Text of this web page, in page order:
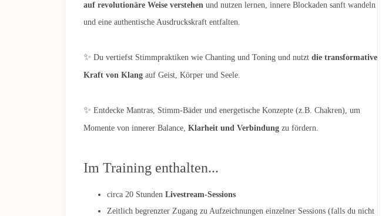
auf revolutionäre Weise verstehen und nutzen lernen, innere Blockaden sanft wandeln
und eine authentische Ausdruckskraft entfalten.
✨ Du vertiefst Stimmpraktiken wie Chanting und Toning und nutzt die transformative
Kraft von Klang auf Geist, Körper und Seele.
✨ Entdecke Mantras, Stimm-Bäder und energetische Konzepte (z.B. Chakren), um
Momente von innerer Balance, Klarheit und Verbindung zu fördern.
Im Training enthalten...
circa 20 Stunden Livestream-Sessions
Zeitlich begrenzter Zugang zu Aufzeichnungen einzelner Sessions (falls du nicht